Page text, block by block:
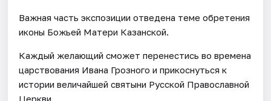
Важная часть экспозиции отведена теме обретения
иконы Божьей Матери Казанской.
Каждый желающий сможет перенестись во времена
царствования Ивана Грозного и прикоснуться к
истории величайшей святыни Русской Православной
Церкви.